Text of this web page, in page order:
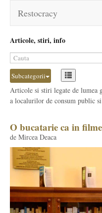
Restocracy
Articole, stiri, info
Subcategorii
Articole si stiri legate de lumea
a localurilor de consum public
O bucatarie ca in filme
de Mircea Deaca